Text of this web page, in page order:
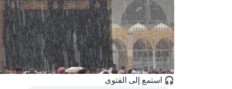
🎧 استمع إلى الفتوى